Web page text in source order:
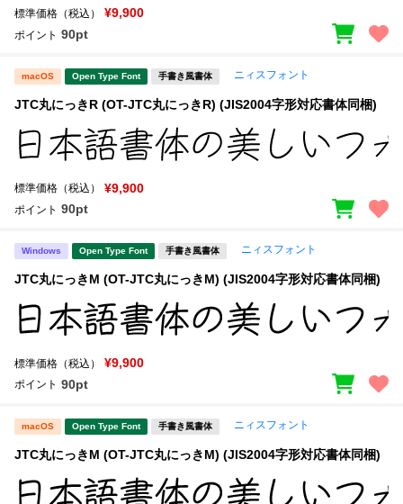
標準価格（税込） ¥9,900
ポイント 90pt
macOS Open Type Font 手書き風書体 ニィスフォント
JTC丸にっきR (OT-JTC丸にっきR) (JIS2004字形対応書体同梱)
標準価格（税込） ¥9,900
ポイント 90pt
Windows Open Type Font 手書き風書体 ニィスフォント
JTC丸にっきM (OT-JTC丸にっきM) (JIS2004字形対応書体同梱)
標準価格（税込） ¥9,900
ポイント 90pt
macOS Open Type Font 手書き風書体 ニィスフォント
JTC丸にっきM (OT-JTC丸にっきM) (JIS2004字形対応書体同梱)